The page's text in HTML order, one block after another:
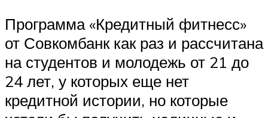
Программа «Кредитный фитнесс»
от Совкомбанк как раз и рассчитана
на студентов и молодежь от 21 до
24 лет, у которых еще нет
кредитной истории, но которые